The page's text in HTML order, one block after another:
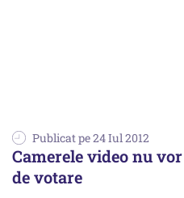
Publicat pe 24 Iul 2012
Camerele video nu
de votare